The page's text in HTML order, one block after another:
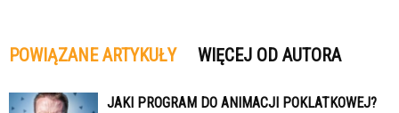
POWIĄZANE ARTYKUŁY WIĘCEJ OD AUTORA
JAKI PROGRAM DO ANIMACJI POKLATKOWEJ?